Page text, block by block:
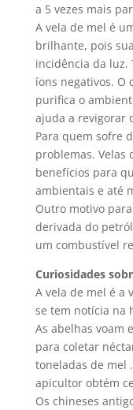
a 5 vezes mais
A vela de mel é
brilhante, pois
incidência da luz.
íons negativos. O
purifica o
ajuda a revigorar
Para quem sofre
problemas. Velas
benefícios para
ambientais e até
Outro motivo
derivada do
um combustível
Curiosidades
A vela de mel é a
se tem notícia na
As abelhas voam
para coletar
toneladas de mel
apicultor obtém
Os chineses